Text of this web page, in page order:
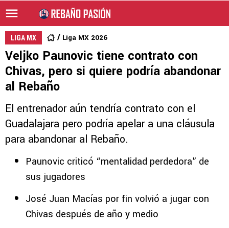
LIGA MX Liga MX 2026
Veljko Paunovic tiene contrato con
Chivas, pero si quiere podría abandonar
al Rebaño
El entrenador aún tendría contrato con el
Guadalajara pero podría apelar a una cláusula
para abandonar al Rebaño.
Paunovic criticó “mentalidad perdedora” de
sus jugadores
José Juan Macías por fin volvió a jugar con
Chivas después de año y medio